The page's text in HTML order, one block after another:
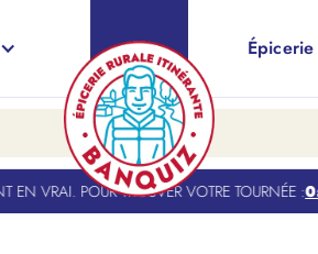
VRAI. POUR TROUVER VOTRE TOURNÉE :05